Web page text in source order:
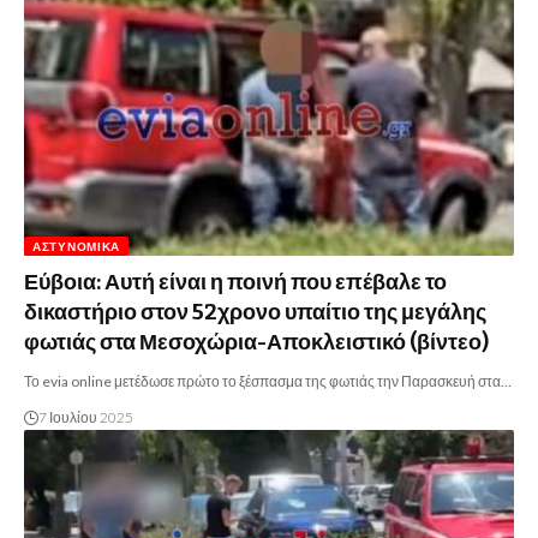
ΑΣΤΥΝΟΜΙΚΆ
Εύβοια: Αυτή είναι η ποινή που επέβαλε το
δικαστήριο στον 52χρονο υπαίτιο της μεγάλης
φωτιάς στα Μεσοχώρια-Αποκλειστικό (βίντεο)
Το evia online μετέδωσε πρώτο το ξέσπασμα της φωτιάς την Παρασκευή στα…
7 Ιουλίου 2025